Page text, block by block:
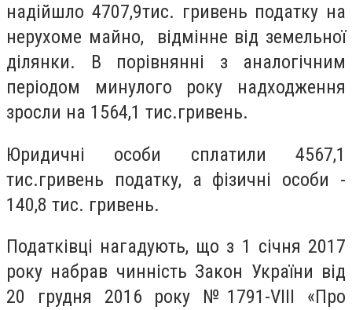
надійшло 4707,9тис. гривень податку на
нерухоме майно, відмінне від земельної
ділянки. В порівнянні з аналогічним
періодом минулого року надходження
зросли на 1564,1 тис.гривень.
Юридичні особи сплатили 4567,1
тис.гривень податку, а фізичні особи -
140,8 тис. гривень.
Податківці нагадують, що з 1 січня 2017
року набрав чинність Закон України від
20 грудня 2016 року №1791-VIII «Про